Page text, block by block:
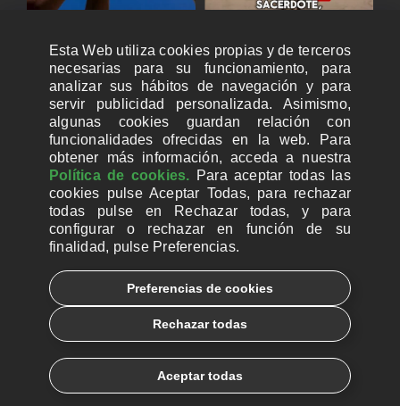
CUENTAS BANCARIAS PARA DONAR
Galego
Español
Esta Web utiliza cookies propias y de terceros
necesarias para su funcionamiento, para
analizar sus hábitos de navegación y para
servir publicidad personalizada. Asimismo,
algunas cookies guardan relación con
funcionalidades ofrecidas en la web. Para
obtener más información, acceda a nuestra
Política de cookies. Para aceptar todas las
cookies pulse Aceptar Todas, para rechazar
todas pulse en Rechazar todas, y para
configurar o rechazar en función de su
finalidad, pulse Preferencias.
Preferencias de cookies
Rechazar todas
Aceptar todas